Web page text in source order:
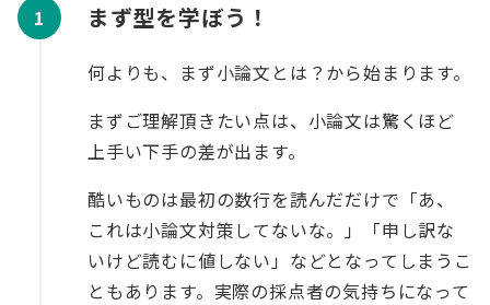
まず型を学ぼう！
何よりも、まず小論文とは？から始まります。
まずご理解頂きたい点は、小論文は驚くほど
上手い下手の差が出ます。
酷いものは最初の数行を読んだだけで「あ、
これは小論文対策してないな。」「申し訳な
いけど読むに値しない」などとなってしまうこ
ともあります。実際の採点者の気持ちになって